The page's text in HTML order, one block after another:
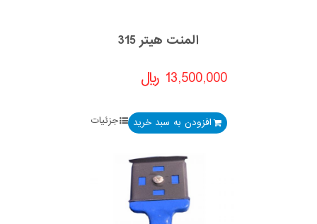
المنت هیتر 315
﷼ 13,500,000
افزودن به سبد خرید جزئیات